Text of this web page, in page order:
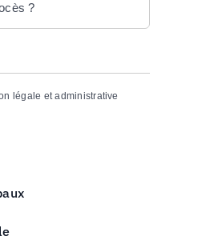
?
légale et administrative